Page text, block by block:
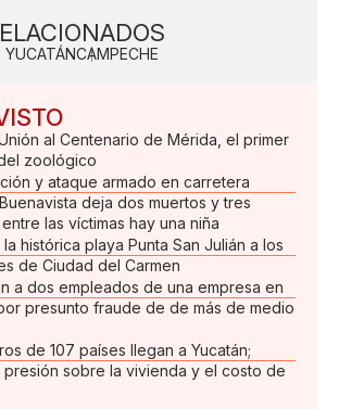
YUCATÁNCAMPECHE
al Centenario de Mérida, el primer
zoológico
y ataque armado en carretera
deja dos muertos y tres
las víctimas hay una niña
la histórica playa Punta San Julián a los
de Ciudad del Carmen
a dos empleados de una empresa en
presunto fraude de de más de medio
de 107 países llegan a Yucatán;
sobre la vivienda y el costo de